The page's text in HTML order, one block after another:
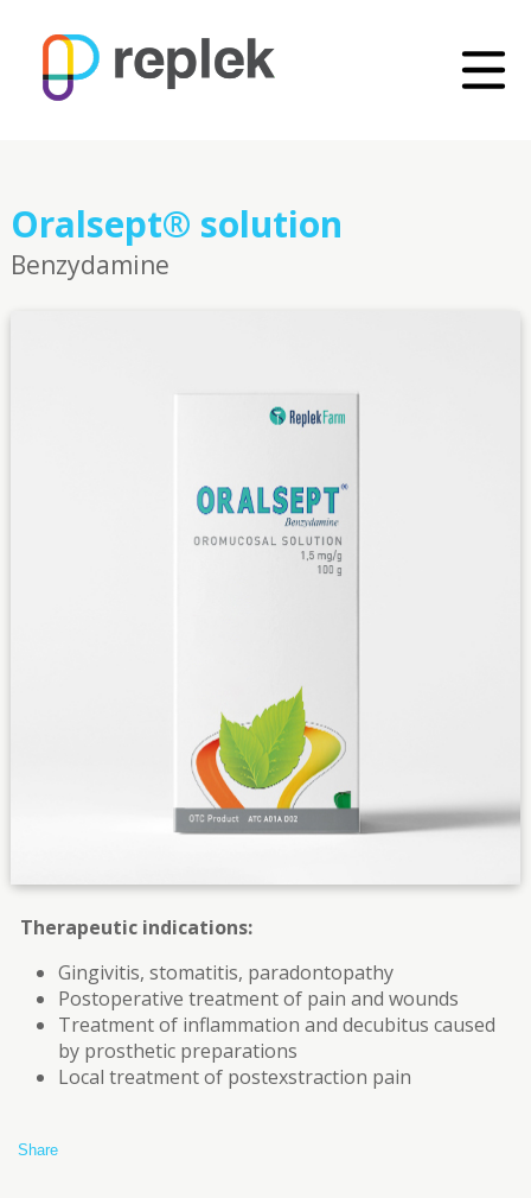
Oralsept® solution
Benzydamine
Therapeutic indications:
Gingivitis, stomatitis, paradontopathy
Postoperative treatment of pain and wounds
Treatment of inflammation and decubitus caused
by prosthetic preparations
Local treatment of postexstraction pain
Share